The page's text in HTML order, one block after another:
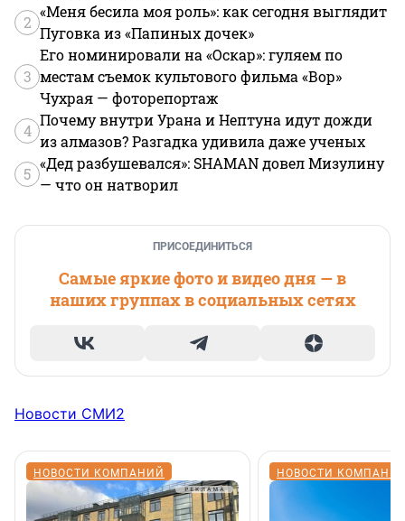
2
«Меня бесила моя роль»: как сегодня выглядит
Пуговка из «Папиных дочек»
3
Его номинировали на «Оскар»: гуляем по
местам съемок культового фильма «Вор»
Чухрая — фоторепортаж
4
Почему внутри Урана и Нептуна идут дожди
из алмазов? Разгадка удивила даже ученых
5
«Дед разбушевался»: SHAMAN довел Мизулину
— что он натворил
ПРИСОЕДИНИТЬСЯ
Самые яркие фото и видео дня — в
наших группах в социальных сетях
Новости СМИ2
НОВОСТИ КОМПАНИЙ НОВОСТИ